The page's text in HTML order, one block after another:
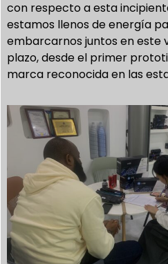
con respecto a esta
estamos llenos de energía
embarcarnos juntos en este
plazo, desde el primer
marca reconocida en las